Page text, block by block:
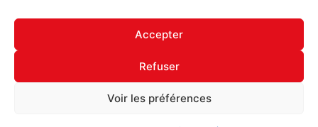
Accepter
Refuser
Voir les préférences
© Copyright © 2022 Maxi Flash